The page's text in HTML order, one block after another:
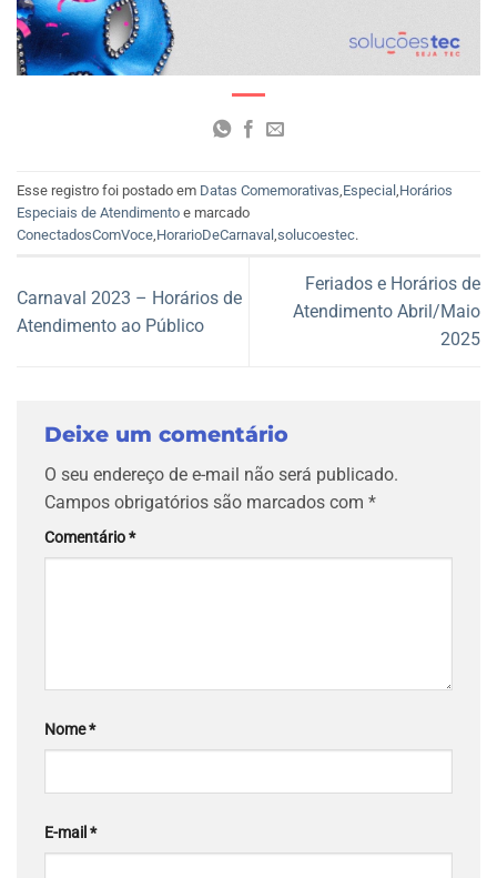
Esse registro foi postado em Datas Comemorativas Especial Horários
Especiais de Atendimento e marcado
ConectadosComVoce HorarioDeCarnaval solucoestec.
Carnaval 2023 – Horários de
Atendimento ao Público
Feriados e Horários de
Atendimento Abril/Maio
2025
Deixe um comentário
O seu endereço de e-mail não será publicado.
Campos obrigatórios são marcados com *
Comentário*
Nome*
E-mail *